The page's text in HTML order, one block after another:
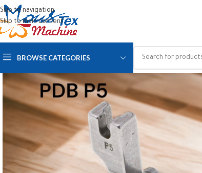
Skip to navigation
Skip to main content
BROWSE CATEGORIES